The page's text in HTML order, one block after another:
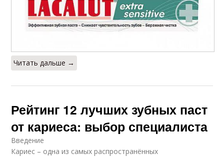
Читать дальше →
Рейтинг 12 лучших зубных паст
от кариеса: выбор специалиста
Введение
Кариес – одна из самых распространённых